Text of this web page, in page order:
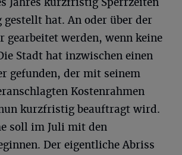
Jahres kurzfristig Sperrzeiten
gestellt hat. An oder über der
gearbeitet werden, wenn keine
Stadt hat inzwischen einen
gefunden, der mit seinem
Kostenrahmen
kurzfristig beauftragt wird.
soll im Juli mit den
Der eigentliche Abriss